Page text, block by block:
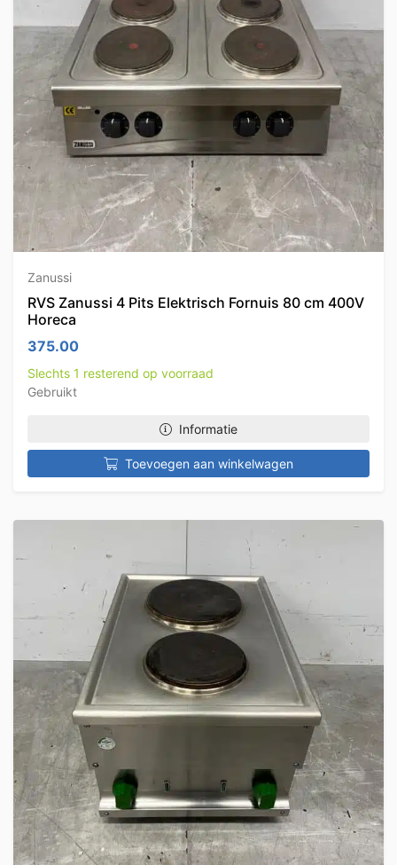
Zanussi
RVS Zanussi 4 Pits Elektrisch Fornuis 80 cm 400V
Horeca
375.00
Slechts 1 resterend op voorraad
Gebruikt
Informatie
Toevoegen aan winkelwagen